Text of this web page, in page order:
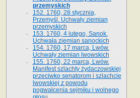
przemyskich
152. 1760, 28 stycznia,
Przemyśl. Uchwały ziemian
przemyskich
153. 1760, 4 lutego, Sanok.
Uchwała ziemian sanockich
154. 1760, 17 marca, Lwów.
Uchwały ziemian lwowskich
155. 1760, 22 marca, Lwów.
Manifest szlachty żydaczowskiej
przeciwko senatorom i szlachcie
lwowskiej z po­wodu
pogwałcenia sejmiku i wolnego